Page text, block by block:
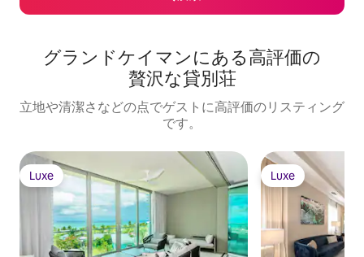
グランドケイマンに⁠あ⁠る高⁠評⁠価⁠の
贅⁠沢⁠な貸⁠別⁠荘
立地や清潔さなどの点でゲストに高評価のリスティング
です。
Luxe
Luxe Luxe
Luxe